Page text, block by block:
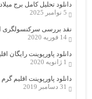
دانلود تحلیل کامل برج میلاد
5 نوامبر 2025
نقد بررسی سرکنسولگری
14 فوریه 2020
دانلود پاورپوینت
1 ژانویه 2020
دانلود پاورپوینت
31 دسامبر 2019